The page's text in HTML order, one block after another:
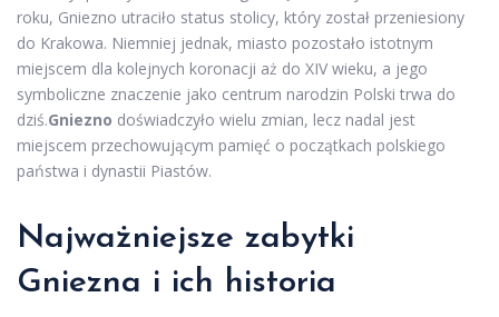
roku, Gniezno utraciło status stolicy, który został przeniesiony
do Krakowa. Niemniej jednak, miasto pozostało istotnym
miejscem dla kolejnych koronacji aż do XIV wieku, a jego
symboliczne znaczenie jako centrum narodzin Polski trwa do
dziś.Gniezno doświadczyło wielu zmian, lecz nadal jest
miejscem przechowującym pamięć o początkach polskiego
państwa i dynastii Piastów.
Najważniejsze zabytki
Gniezna i ich historia